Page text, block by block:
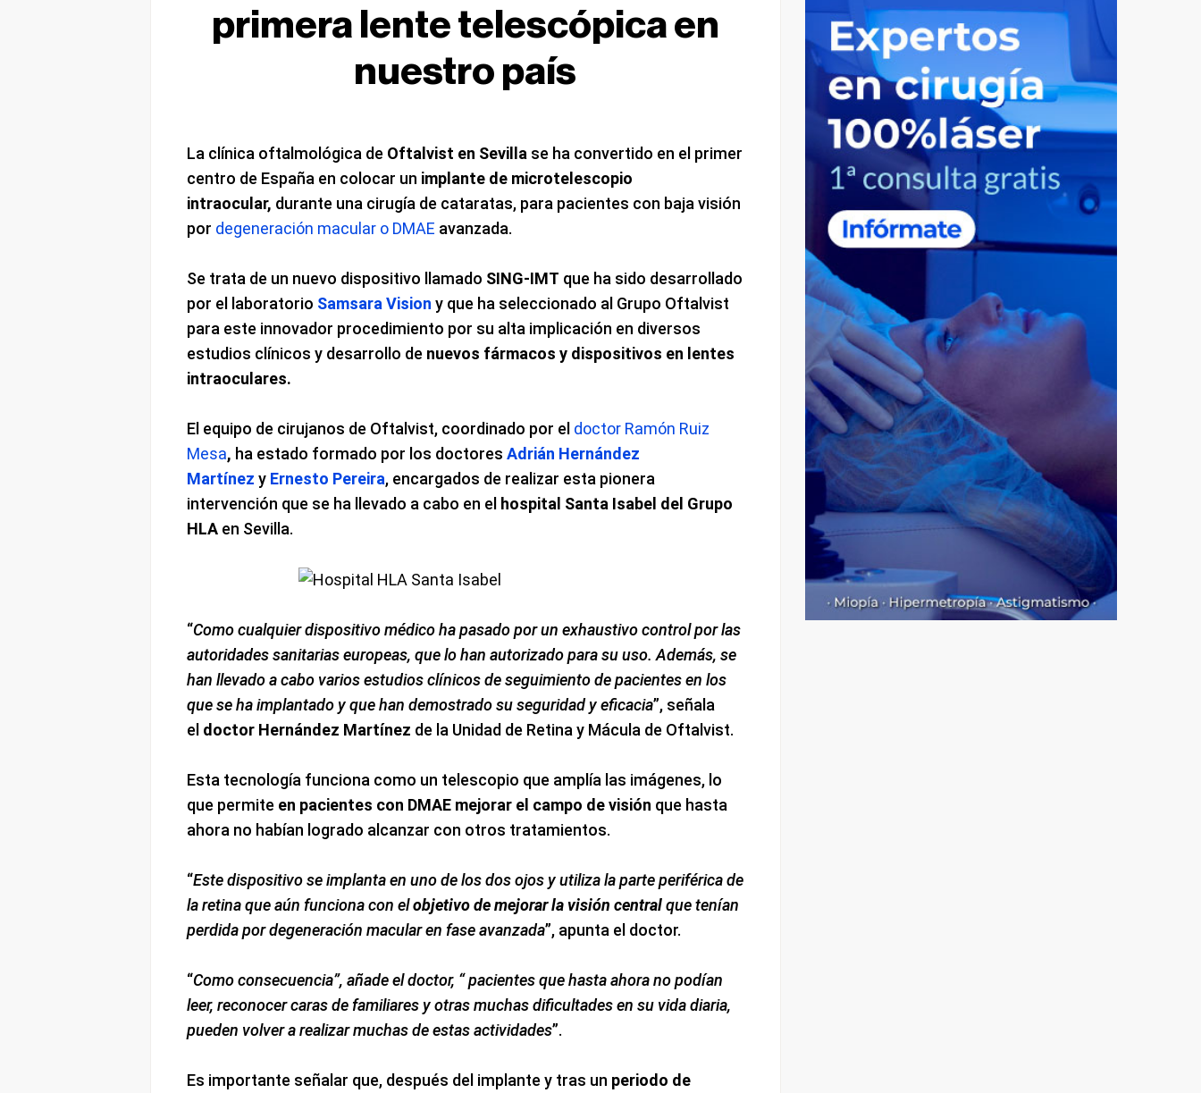
primera lente telescópica en
nuestro país
La clínica oftalmológica de Oftalvist en Sevilla se ha convertido en el primer
centro de España en colocar un implante de microtelescopio
intraocular, durante una cirugía de cataratas, para pacientes con baja visión
por degeneración macular o DMAE avanzada.
Se trata de un nuevo dispositivo llamado SING-IMT que ha sido desarrollado
por el laboratorio Samsara Vision y que ha seleccionado al Grupo Oftalvist
para este innovador procedimiento por su alta implicación en diversos
estudios clínicos y desarrollo de nuevos fármacos y dispositivos en lentes
intraoculares.
El equipo de cirujanos de Oftalvist, coordinado por el doctor Ramón Ruiz
Mesa, ha estado formado por los doctores Adrián Hernández
Martínez y Ernesto Pereira, encargados de realizar esta pionera
intervención que se ha llevado a cabo en el hospital Santa Isabel del Grupo
HLAen Sevilla.
“Como cualquier dispositivo médico ha pasado por un exhaustivo control por las
autoridades sanitarias europeas, que lo han autorizado para su uso. Además, se
han llevado a cabo varios estudios clínicos de seguimiento de pacientes en los
que se ha implantado y que han demostrado su seguridad y eficacia”, señala
el doctor Hernández Martínez de la Unidad de Retina y Mácula de Oftalvist.
Esta tecnología funciona como un telescopio que amplía las imágenes, lo
que permite en pacientes con DMAE mejorar el campo de visión que hasta
ahora no habían logrado alcanzar con otros tratamientos.
“Este dispositivo se implanta en uno de los dos ojos y utiliza la parte periférica de
la retina que aún funciona con elobjetivo de mejorar la visión centralque tenían
perdida por degeneración macular en fase avanzada”, apunta el doctor.
“Como consecuencia”, añade el doctor, “ pacientes que hasta ahora no podían
leer, reconocer caras de familiares y otras muchas dificultades en su vida diaria,
pueden volver a realizar muchas de estas actividades”.
Es importante señalar que, después del implante y tras un periodo de